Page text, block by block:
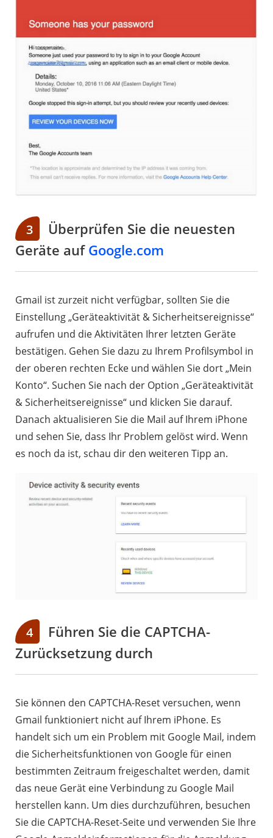
3
Überprüfen Sie die neuesten
Geräte auf Google.com
Gmail ist zurzeit nicht verfügbar, sollten Sie die
Einstellung „Geräteaktivität & Sicherheitsereignisse“
aufrufen und die Aktivitäten Ihrer letzten Geräte
bestätigen. Gehen Sie dazu zu Ihrem Profilsymbol in
der oberen rechten Ecke und wählen Sie dort „Mein
Konto“. Suchen Sie nach der Option „Geräteaktivität
& Sicherheitsereignisse“ und klicken Sie darauf.
Danach aktualisieren Sie die Mail auf Ihrem iPhone
und sehen Sie, dass Ihr Problem gelöst wird. Wenn
es noch da ist, schau dir den weiteren Tipp an.
4
Führen Sie die CAPTCHA-
Zurücksetzung durch
Sie können den CAPTCHA-Reset versuchen, wenn
Gmail funktioniert nicht auf Ihrem iPhone. Es
handelt sich um ein Problem mit Google Mail, indem
die Sicherheitsfunktionen von Google für einen
bestimmten Zeitraum freigeschaltet werden, damit
das neue Gerät eine Verbindung zu Google Mail
herstellen kann. Um dies durchzuführen, besuchen
Sie die CAPTCHA-Reset-Seite und verwenden Sie Ihre